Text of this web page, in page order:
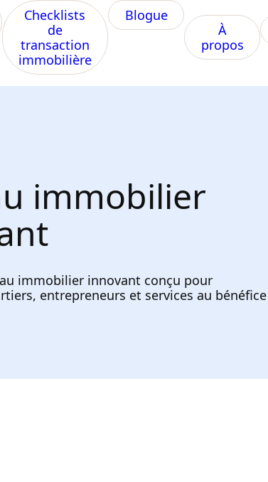
Checklists
de
transaction
immobilière
Blogue
À
propos
immobilier
immobilier innovant conçu pour
entrepreneurs et services au bénéfice